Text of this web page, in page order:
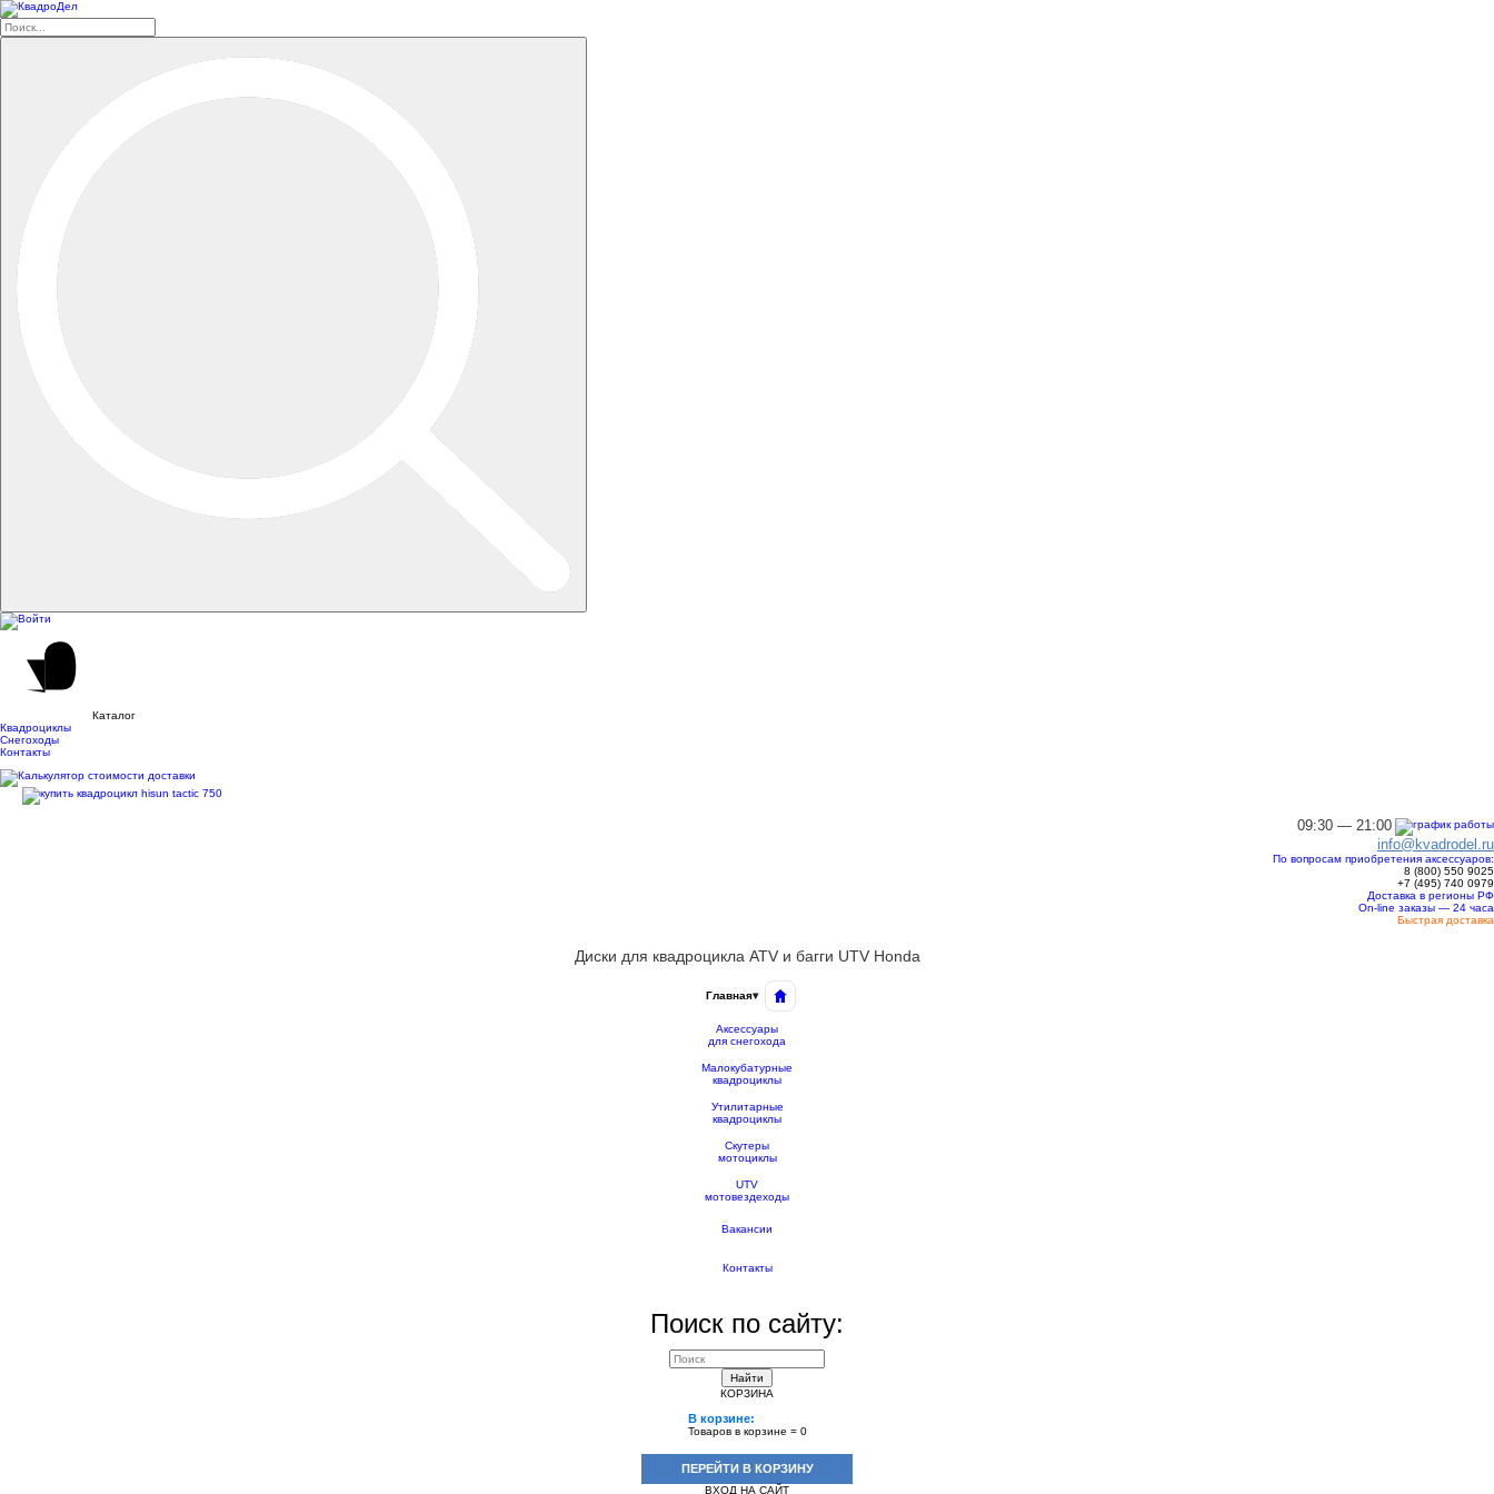
Каталог
Квадроциклы
Снегоходы
Контакты
09:30 — 21:00
info@kvadrodel.ru
По вопросам приобретения аксессуаров:
8 (800) 550 9025
+7 (495) 740 0979
Доставка в регионы РФ
On-line заказы — 24 часа
Быстрая доставка
Диски для квадроцикла ATV и багги UTV Honda
Главная▾
Аксессуары
для снегохода
Малокубатурные
квадроциклы
Утилитарные
квадроциклы
Скутеры
мотоциклы
UTV
мотовездеходы
Вакансии
Контакты
Поиск по сайту:
Найти
КОРЗИНА
В корзине:
Товаров в корзине = 0
ПЕРЕЙТИ В КОРЗИНУ
ВХОД НА САЙТ